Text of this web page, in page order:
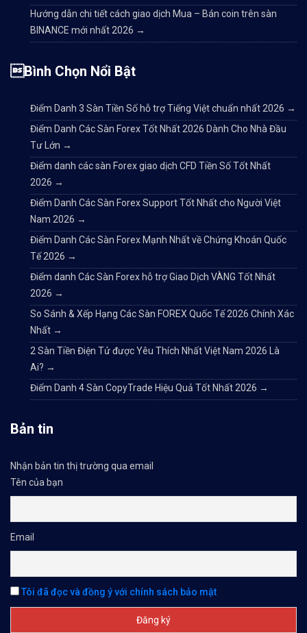
Hướng dẫn chi tiết cách giao dịch Mua – Bán coin trên sàn
BINANCE mới nhất 2026 →
Bình Chọn Nổi Bật
Điểm Danh 3 Sàn Tiền Số hỗ trợ Tiếng Việt chuẩn nhất 2026 →
Điểm Danh Các Sàn Forex Tốt Nhất 2026 Dành Cho Nhà Đầu
Tư Lớn →
Điểm danh các sàn Forex giao dịch CFD Tiền Số Tốt Nhất
2026 →
Điểm Danh Các Sàn Forex Support Tốt Nhất cho Người Việt
Nam 2026 →
Điểm Danh Các Sàn Forex Mạnh Nhất về Chứng Khoán Quốc
Tế 2026 →
Điểm danh Các Sàn Forex hỗ trợ Giao Dịch VÀNG Tốt Nhất
2026 →
So Sánh & Xếp Hạng Các Sàn FOREX Quốc Tế 2026 Chính Xác
Nhất →
2 Sàn Tiền Điện Tử được Yêu Thích Nhất Việt Nam 2026 Là
Ai? →
Điểm Danh 4 Sàn CopyTrade Hiệu Quả Tốt Nhất 2026 →
Bản tin
Nhận bản tin thị trường qua email
Tên của bạn
Email
Tôi đã đọc và đồng ý với chính sách bảo mật